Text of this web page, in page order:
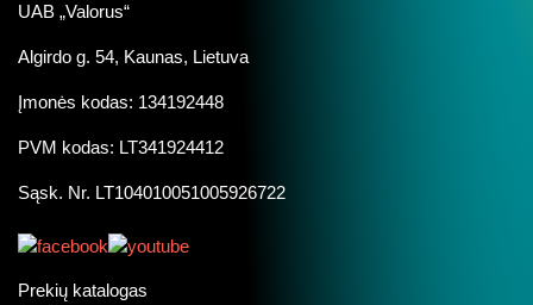
UAB „Valorus“
Algirdo g. 54, Kaunas, Lietuva
Įmonės kodas: 134192448
PVM kodas: LT341924412
Sąsk. Nr. LT104010051005926722
Prekių katalogas